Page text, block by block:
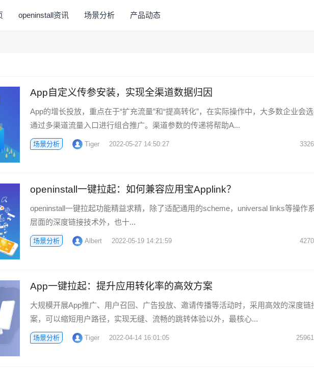
openinstall资讯 场景分析 产品动态
App自定义传参安装，实现全渠道数据归因
App的增长投放，重点在于“扩充流量”和“提高转化”，在实际操作中，大多数企业会
通过多渠道流量入口进行组合推广。渠道参数的传递将帮助A...
场景分析 Tiger 2022-05-27 14:50:27 3326
openinstall一键拉起：如何兼容应用宝Applink？
openinstall一键拉起功能精益求精，除了适配通用的scheme，universal links等操作
层面的深度链接技术外，也十...
场景分析 Albert 2022-05-19 14:21:59 4270
App一键拉起：提升应用转化率的高效方案
大规模开展App推广、用户召回、广告投放、邀请传播等活动时，采用高效的深度链
案，可以缩短用户路径，实现无缝、流畅的跳转体验以外，最核心...
场景分析 Tiger 2022-04-14 16:01:05 25961